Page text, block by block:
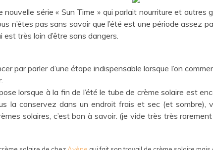
nouvelle série « Sun Time » qui parlait nourriture et autres
n’êtes pas sans savoir que l’été est une période assez
très loin d’être sans dangers.
par parler d’une étape indispensable lorsque l’on
lorsque à la fin de l’été le tube de crème solaire est
la conservez dans un endroit frais et sec (et sombre),
solaires, c’est bon à savoir. (je vide très très